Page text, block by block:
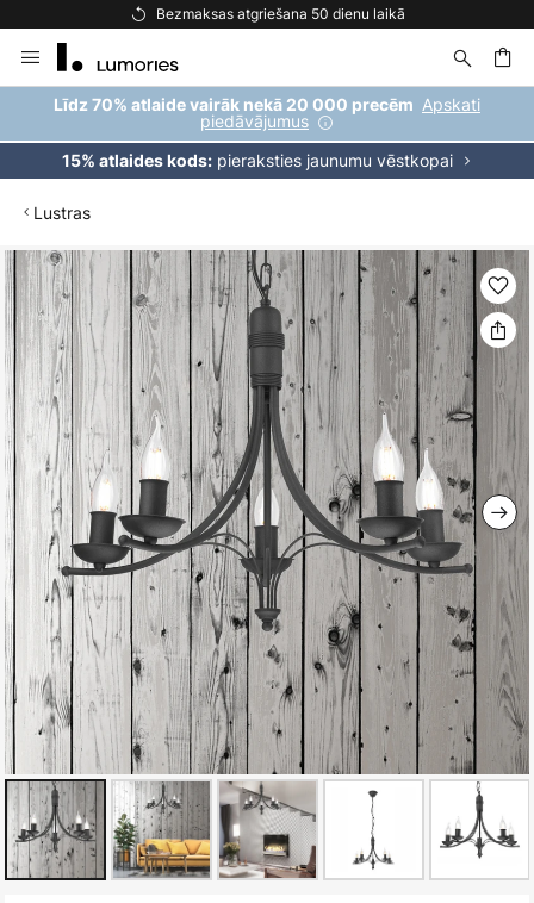
Bezmaksas atgriešana 50 dienu laikā
to
Content
Līdz 70% atlaide vairāk nekā 20 000 precēm Apskati
piedāvājumus
15% atlaides kods:pieraksties jaunumu vēstkopai
Lustras
Iet
uz
galerijas
beigām